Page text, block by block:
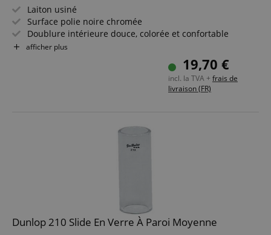
Laiton usiné
Surface polie noire chromée
Doublure intérieure douce, colorée et confortable
Taille de bague 8-10
afficher plus
19,70 €
incl. la TVA + frais de
livraison (FR)
Dunlop 210 Slide En Verre À Paroi Moyenne